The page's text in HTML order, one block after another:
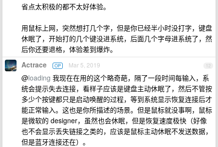
省点太积极的都不太好体验。
用鼠标上网，突然想打几个字，但是你已经半小时没打字，键盘
休眠了，开始打的几个键没进系统，后面几个字母进系统了，然
后你还要退格，体验差到爆炸。
12
Actrace OP Mar 5, 2019
@loading 我现在在用的这个略奇葩，隔了一段时间每输入，系
统会提示失去连接，看样子应该是键盘主动休眠了，然后不管按
多少个按键都只是启动唤醒的过程，等到系统显示恢复连接后才
能正常输入。这也是你所描述的场景。但是鼠标就没事啊，鼠标
是微软的 designer，虽然也会休眠，但是恢复速度极快（好像
也不会显示丢失链接之类的，应该是鼠标主动休眠不发送数据，
但是蓝牙连接还在）。